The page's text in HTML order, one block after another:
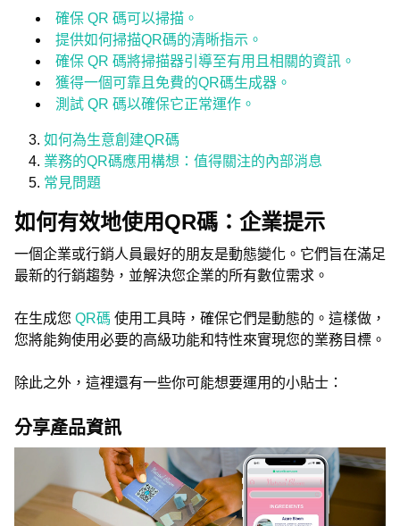
確保 QR 碼可以掃描。
提供如何掃描QR碼的清晰指示。
確保 QR 碼將掃描器引導至有用且相關的資訊。
獲得一個可靠且免費的QR碼生成器。
測試 QR 碼以確保它正常運作。
如何為生意創建QR碼
業務的QR碼應用構想：值得關注的內部消息
常見問題
如何有效地使用QR碼：企業提示
一個企業或行銷人員最好的朋友是動態變化。它們旨在滿足
最新的行銷趨勢，並解決您企業的所有數位需求。
在生成您 QR碼 使用工具時，確保它們是動態的。這樣做，
您將能夠使用必要的高級功能和特性來實現您的業務目標。
除此之外，這裡還有一些你可能想要運用的小貼士：
分享產品資訊